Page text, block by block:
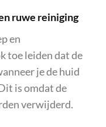
ruwe reiniging
en
toe leiden dat de
je de huid
is omdat de
verwijderd.